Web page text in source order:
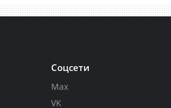
Соцсети
Max
VK